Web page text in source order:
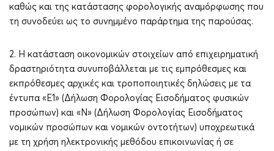
καθώς και της κατάστασης φορολογικής αναμόρφωσης που
τη συνοδεύει ως το συνημμένο παράρτημα της παρούσας.
2. Η κατάσταση οικονομικών στοιχείων από επιχειρηματική
δραστηριότητα συνυποβάλλεται με τις εμπρόθεσμες και
εκπρόθεσμες αρχικές και τροποποιητικές δηλώσεις με τα
έντυπα «Ε1» (Δήλωση Φορολογίας Εισοδήματος φυσικών
προσώπων) και «Ν» (Δήλωση Φορολογίας Εισοδήματος
νομικών προσώπων και νομικών οντοτήτων) υποχρεωτικά
με τη χρήση ηλεκτρονικής μεθόδου επικοινωνίας ή σε